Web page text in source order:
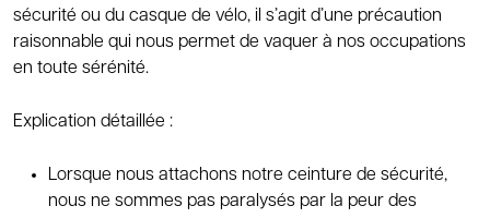
sécurité ou du casque de vélo, il s’agit d’une précaution
raisonnable qui nous permet de vaquer à nos occupations
en toute sérénité.
Explication détaillée :
Lorsque nous attachons notre ceinture de sécurité,
nous ne sommes pas paralysés par la peur des